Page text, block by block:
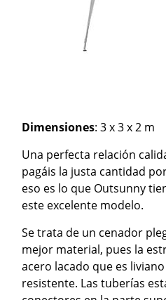
Dimensiones: 3 x 3 x 2 m
Una perfecta relación
pagáis la justa cantidad
eso es lo que Outsunny
este excelente modelo.
Se trata de un cenador
mejor material, pues la
acero lacado que es
resistente. Las tuberías